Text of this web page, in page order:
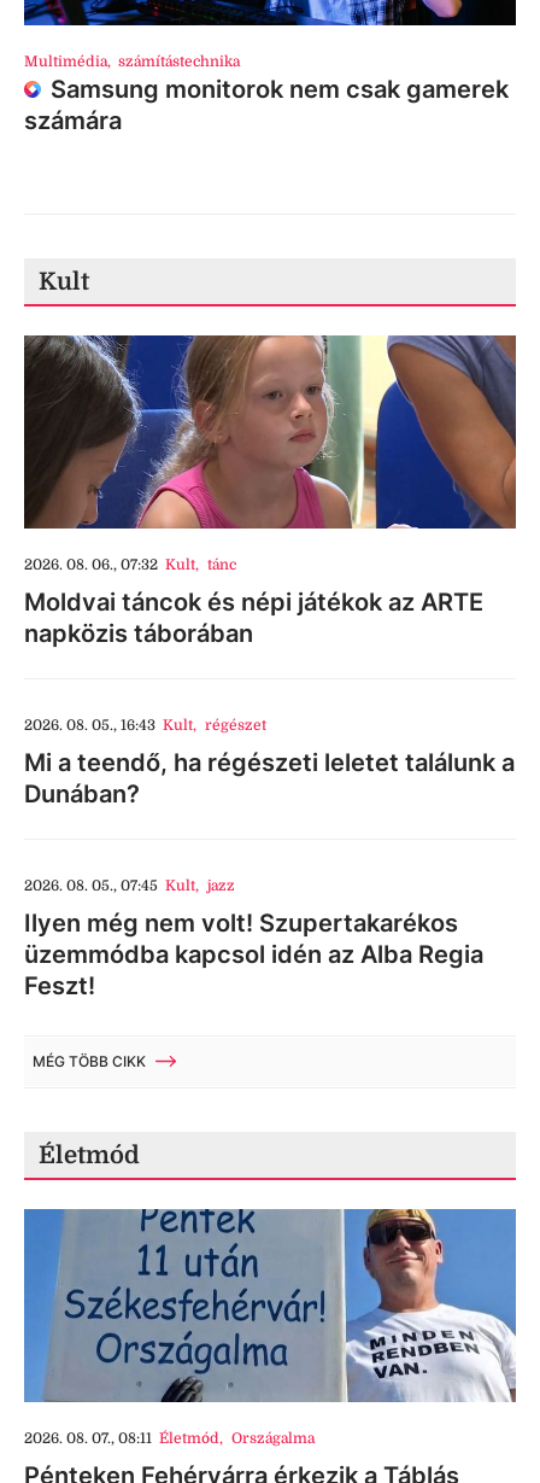
Multimédia, számítástechnika
Samsung monitorok nem csak gamerek
számára
Kult
2026. 08. 06., 07:32 Kult, tánc
Moldvai táncok és népi játékok az ARTE
napközis táborában
2026. 08. 05., 16:43 Kult, régészet
Mi a teendő, ha régészeti leletet találunk a
Dunában?
2026. 08. 05., 07:45 Kult, jazz
Ilyen még nem volt! Szupertakarékos
üzemmódba kapcsol idén az Alba Regia
Feszt!
MÉG TÖBB CIKK
Életmód
2026. 08. 07., 08:11 Életmód, Országalma
Pénteken Fehérvárra érkezik a Táblás